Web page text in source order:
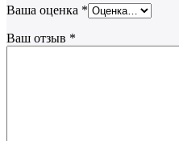
Ваша оценка *
Ваш отзыв *